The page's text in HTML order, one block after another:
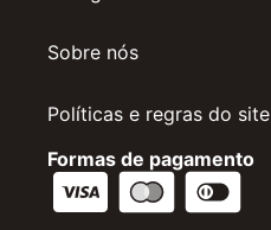
Sobre nós
Políticas e regras do site
Formas de pagamento